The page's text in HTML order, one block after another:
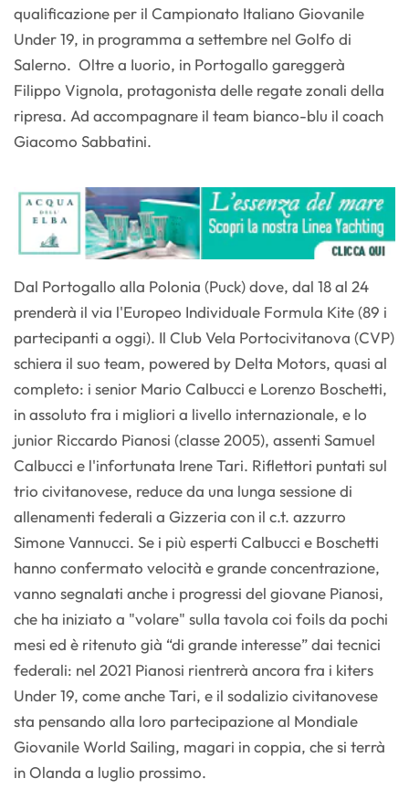
qualificazione per il Campionato Italiano Giovanile
Under 19, in programma a settembre nel Golfo di
Salerno. Oltre a Iuorio, in Portogallo gareggerà
Filippo Vignola, protagonista delle regate zonali della
ripresa. Ad accompagnare il team bianco-blu il coach
Giacomo Sabbatini.
Dal Portogallo alla Polonia (Puck) dove, dal 18 al 24
prenderà il via l'Europeo Individuale Formula Kite (89 i
partecipanti a oggi). Il Club Vela Portocivitanova (CVP)
schiera il suo team, powered by Delta Motors, quasi al
completo: i senior Mario Calbucci e Lorenzo Boschetti,
in assoluto fra i migliori a livello internazionale, e lo
junior Riccardo Pianosi (classe 2005), assenti Samuel
Calbucci e l'infortunata Irene Tari. Riflettori puntati sul
trio civitanovese, reduce da una lunga sessione di
allenamenti federali a Gizzeria con il c.t. azzurro
Simone Vannucci. Se i più esperti Calbucci e Boschetti
hanno confermato velocità e grande concentrazione,
vanno segnalati anche i progressi del giovane Pianosi,
che ha iniziato a "volare" sulla tavola coi foils da pochi
mesi ed è ritenuto già “di grande interesse” dai tecnici
federali: nel 2021 Pianosi rientrerà ancora fra i kiters
Under 19, come anche Tari, e il sodalizio civitanovese
sta pensando alla loro partecipazione al Mondiale
Giovanile World Sailing, magari in coppia, che si terrà
in Olanda a luglio prossimo.